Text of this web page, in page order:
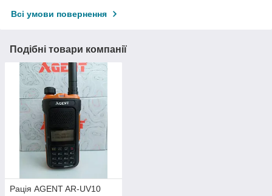
Всі умови повернення
Подібні товари компанії
Рація AGENT AR-UV10